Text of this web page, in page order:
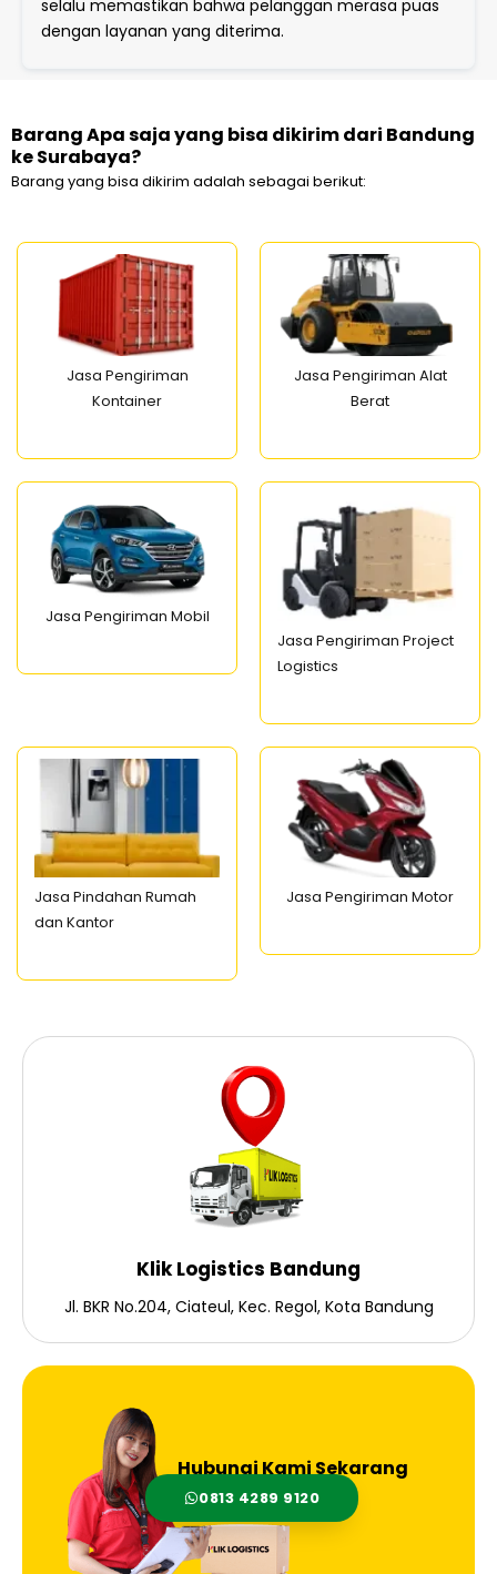
selalu memastikan bahwa pelanggan merasa puas
dengan layanan yang diterima.
Barang Apa saja yang bisa dikirim dari Bandung
ke Surabaya?
Barang yang bisa dikirim adalah sebagai berikut:
Jasa Pengiriman
Kontainer
Jasa Pengiriman Alat
Berat
Jasa Pengiriman Mobil
Jasa Pengiriman Project
Logistics
Jasa Pindahan Rumah
dan Kantor
Jasa Pengiriman Motor
Klik Logistics Bandung
Jl. BKR No.204, Ciateul, Kec. Regol, Kota Bandung
Hubungi Kami Sekarang
0813 4289 9120